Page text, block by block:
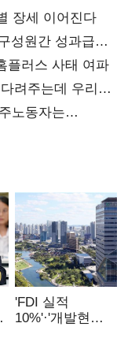
장세 이어진다
성원간 성과급
플러스 사태 여파
려주는데 우리는
닥 구하기
노동자는
'FDI 실적
10%'·'개발현안